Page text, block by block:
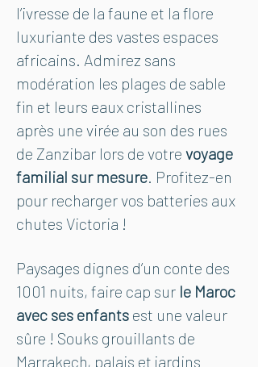
l’ivresse de la faune et la flore
luxuriante des vastes espaces
africains. Admirez sans
modération les plages de sable
fin et leurs eaux cristallines
après une virée au son des rues
de Zanzibar lors de votre voyage
familial sur mesure. Profitez-en
pour recharger vos batteries aux
chutes Victoria !
Paysages dignes d’un conte des
1001 nuits, faire cap sur le Maroc
avec ses enfants est une valeur
sûre ! Souks grouillants de
Marrakech, palais et jardins